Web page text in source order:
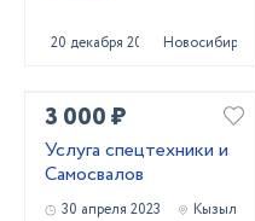
20 декабря 2023 Новосибирск
3 000 ₽
Услуга спецтехники и
Самосвалов
30 апреля 2023 Кызыл